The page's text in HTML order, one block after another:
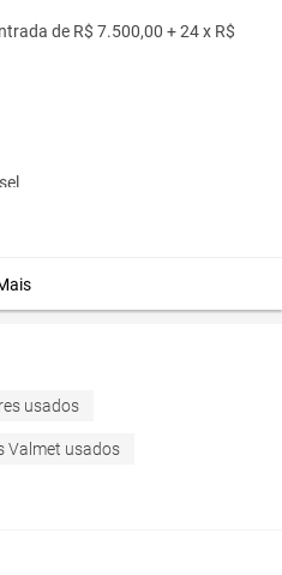
de R$ 7.500,00 + 24 x R$
garagem
380,74
cotação deste item. Você acha que
usados
Valmet usados